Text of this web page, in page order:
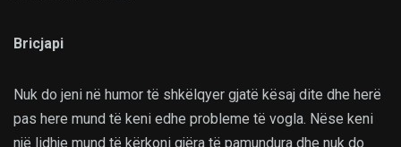
Bricjapi
Nuk do jeni në humor të shkëlqyer gjatë kësaj dite dhe herë
pas here mund të keni edhe probleme të vogla. Nëse keni
një lidhje mund të kërkoni gjëra të pamundura dhe nuk do